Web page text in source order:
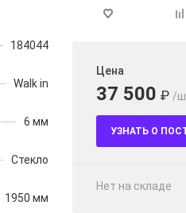
184044
Walk in
6 мм
Стекло
1950 мм
Цена
37 500 ₽ /
УЗНАТЬ О
Нет на складе